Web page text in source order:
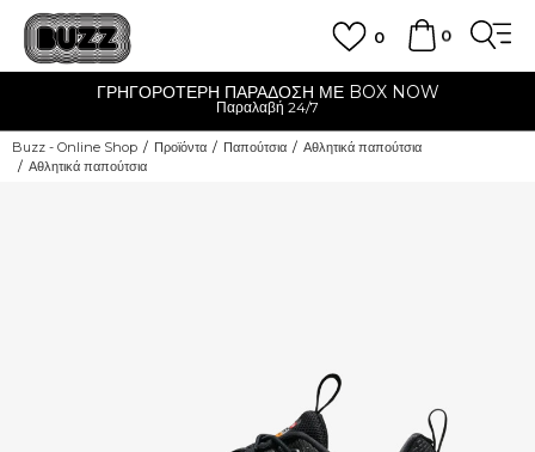
0
0
ΓΡΗΓΟΡΟΤΕΡΗ ΠΑΡΑΔΟΣΗ ΜΕ BOX NOW
Παραλαβή 24/7
Buzz - Online Shop Προϊόντα Παπούτσια
Αθλητικά παπούτσια
Αθλητικά παπούτσια